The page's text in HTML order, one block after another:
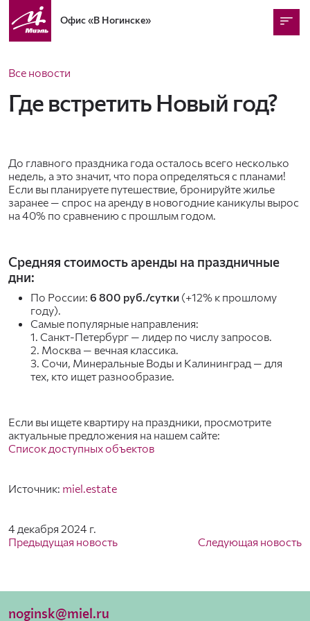
Офис«В Ногинске»
Все новости
Где встретить Новый год?
До главного праздника года осталось всего несколько
недель, а это значит, что пора определяться с планами!
Если вы планируете путешествие, бронируйте жилье
заранее — спрос на аренду в новогодние каникулы вырос
на 40% по сравнению с прошлым годом.
Средняя стоимость аренды на праздничные
дни:
По России: 6 800 руб./сутки (+12% к прошлому
году).
Самые популярные направления:
1. Санкт-Петербург — лидер по числу запросов.
2. Москва — вечная классика.
3. Сочи, Минеральные Воды и Калининград — для
тех, кто ищет разнообразие.
Если вы ищете квартиру на праздники, просмотрите
актуальные предложения на нашем сайте:
Список доступных объектов
Источник: miel.estate
4 декабря 2024 г.
Предыдущая новость
Следующая новость
noginsk@miel.ru